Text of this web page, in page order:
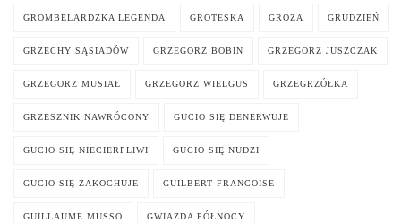
GROMBELARDZKA LEGENDA GROTESKA GROZA GRUDZIEŃ
GRZECHY SĄSIADÓW GRZEGORZ BOBIN GRZEGORZ JUSZCZAK
GRZEGORZ MUSIAŁ GRZEGORZ WIELGUS GRZEGRZÓŁKA
GRZESZNIK NAWRÓCONY GUCIO SIĘ DENERWUJE
GUCIO SIĘ NIECIERPLIWI GUCIO SIĘ NUDZI
GUCIO SIĘ ZAKOCHUJE GUILBERT FRANCOISE
GUILLAUME MUSSO GWIAZDA PÓŁNOCY